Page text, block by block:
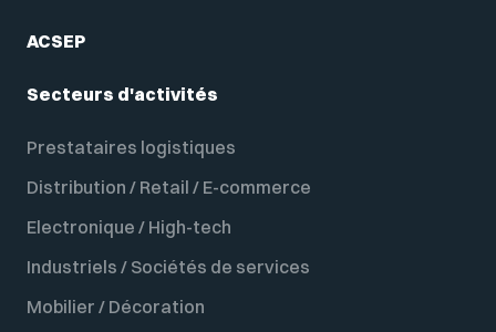
ACSEP
Secteurs d'activités
Prestataires logistiques
Distribution / Retail / E-commerce
Electronique / High-tech
Industriels / Sociétés de services
Mobilier / Décoration